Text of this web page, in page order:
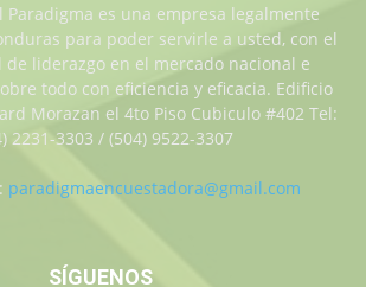
Paradigma es una empresa legalmente
para poder servirle a usted, con el
de liderazgo en el mercado nacional e
todo con eficiencia y eficacia. Edificio
Morazan el 4to Piso Cubiculo #402 Tel:
2231-3303 / (504) 9522-3307
paradigmaencuestadora@gmail.com
SÍGUENOS